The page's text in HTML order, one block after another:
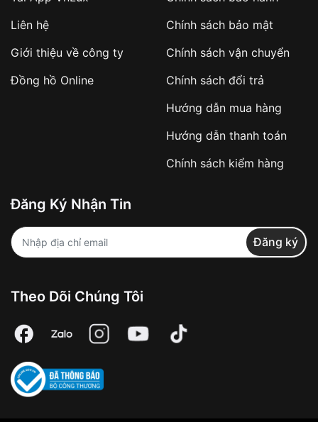
Đồng hồ kim
Ưu điểm:
Độ chính xác cao
Thiết kế cổ điển, thời trang
Ít tính năng hơn
Dễ bị ảnh hưởng bởi va đập
Ưu điểm:
Dễ đọc cho mọi người
Liên hệ
Giới thiệu về công ty
Đồng hồ Online
Chính sách bảo mật
Chính sách vận chuyển
Chính sách đổi trả
Hướng dẫn mua hàng
Hướng dẫn thanh toán
Chính sách kiểm hàng
Đăng Ký Nhận Tin
Đăng ký
Theo Dõi Chúng Tôi